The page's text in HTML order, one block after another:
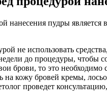
нанесения пудры
не использовать
до процедуры, чтобы
брови, то это необходимо
кожу бровей кремы,
проведет